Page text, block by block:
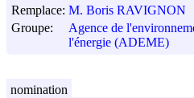
Remplace: M. Boris RAVIGNON
Groupe:
Agence de
l'énergie (ADEME)
nomination